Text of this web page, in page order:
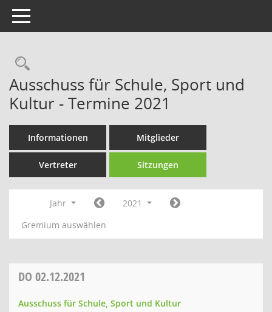
Toggle navigation
Rechercheauswahl
Ausschuss für Schule, Sport und
Kultur - Termine 2021
Informationen Mitglieder
Vertreter Sitzungen
Jahr
2021
Gremium auswählen
DO 02.12.2021
Ausschuss für Schule, Sport und Kultur